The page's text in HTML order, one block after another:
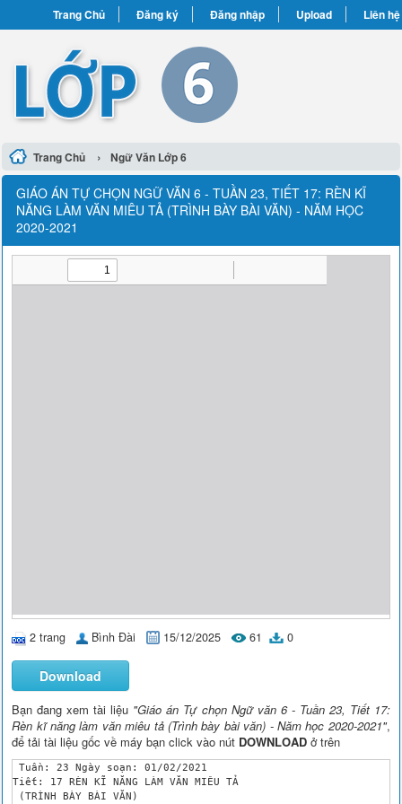
Trang Chủ Đăng ký Đăng nhập Upload Liên hệ
Trang Chủ › Ngữ Văn Lớp 6
GIÁO ÁN TỰ CHỌN NGỮ VĂN 6 - TUẦN 23, TIẾT 17: RÈN KĨ
NĂNG LÀM VĂN MIÊU TẢ (TRÌNH BÀY BÀI VĂN) - NĂM HỌC
2020-2021
2 trang Bình Đài 15/12/2025 61 0
Download
Bạn đang xem tài liệu "Giáo án Tự chọn Ngữ văn 6 - Tuần 23, Tiết 17:
Rèn kĩ năng làm văn miêu tả (Trình bày bài văn) - Năm học 2020-2021",
để tải tài liệu gốc về máy bạn click vào nút DOWNLOAD ở trên
Tuần: 23 Ngày soạn: 01/02/2021
Tiết: 17 RÈN KĨ NĂNG LÀM VĂN MIÊU TẢ
(TRÌNH BÀY BÀI VĂN)